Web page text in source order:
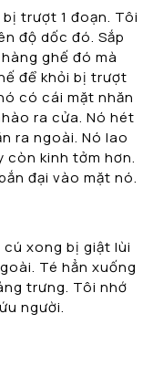
trượt 1 đoạn. Tôi
độ dốc đó. Sắp
ghế đó mà
để khỏi bị trượt
có cái mặt nhăn
ra cửa. Nó hét
ra ngoài. Nó lao
còn kinh tởm hơn.
đại vào mặt nó.
xong bị giật lùi
Té hẳn xuống
trưng. Tôi nhớ
người.